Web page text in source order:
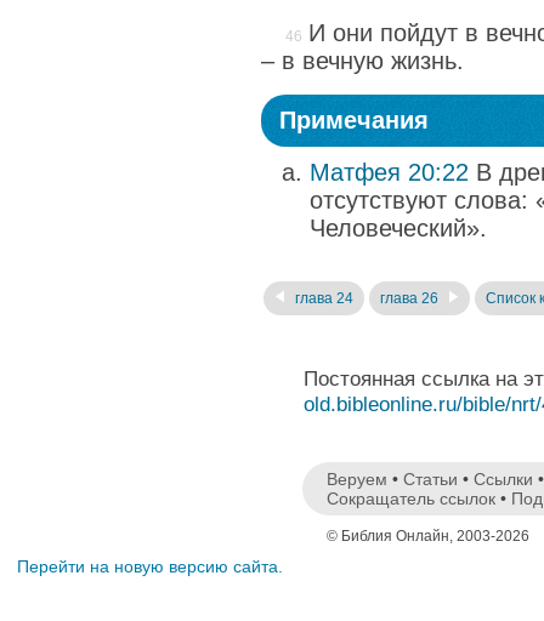
И они пойдут в
– в вечную жизнь.
Примечания
Матфея 20:22 В
отсутствуют
Человеческий».
глава 24 глава 26 Список
Постоянная ссылка на
old.bibleonline.ru/bible/
Веруем • Статьи • Ссылки
Сокращатель ссылок •
© Библия Онлайн, 2003-2026
Перейти на новую версию сайта.